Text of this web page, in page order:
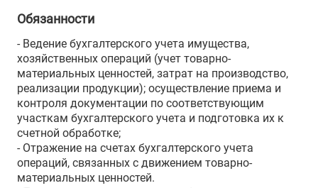
Обязанности
- Ведение бухгалтерского учета имущества,
хозяйственных операций (учет товарно-
материальных ценностей, затрат на производство,
реализации продукции); осуществление приема и
контроля документации по соответствующим
участкам бухгалтерского учета и подготовка их к
счетной обработке;
- Отражение на счетах бухгалтерского учета
операций, связанных с движением товарно-
материальных ценностей.